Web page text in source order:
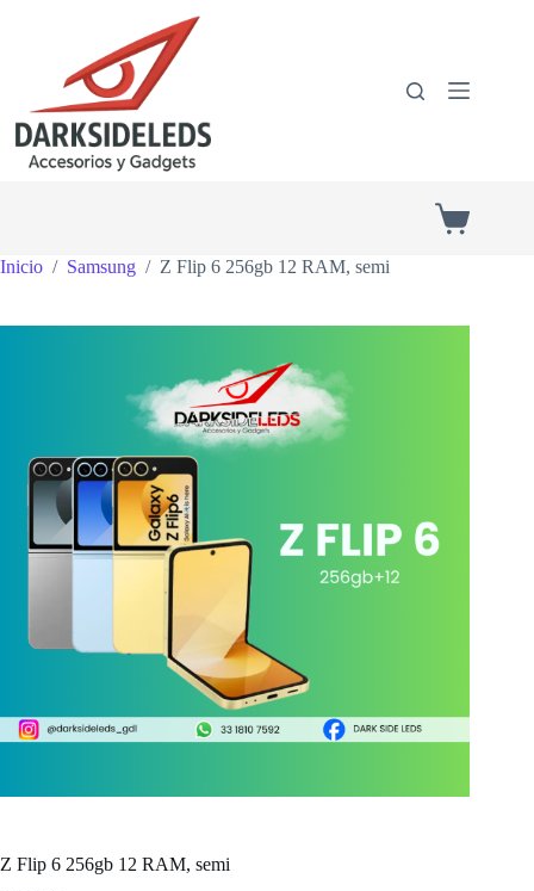
Shopping
Inicio / Samsung / Z Flip 6 256gb 12 RAM, semi
Z Flip 6 256gb 12 RAM, semi